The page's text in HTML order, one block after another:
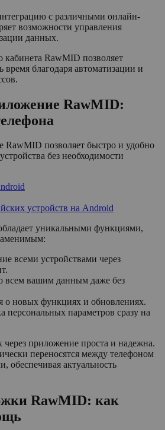
с различными онлайн-
возможности управления
данных.
кабинета RawMID позволяет
время благодаря автоматизации и
RawMID:
позволяет быстро и удобно
без необходимости
устройств на Android
уникальными функциями,
всеми устройствами через
всем вашим данным даже без
о новых функциях и обновлениях.
персональных параметров сразу на
приложение проста и надежна.
переносятся между телефоном
обеспечивая актуальность
RawMID: как